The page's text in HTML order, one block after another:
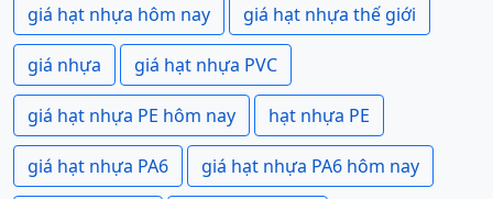
giá hạt nhựa hôm nay giá hạt nhựa thế giới
giá nhựa giá hạt nhựa PVC
giá hạt nhựa PE hôm nay hạt nhựa PE
giá hạt nhựa PA6 giá hạt nhựa PA6 hôm nay